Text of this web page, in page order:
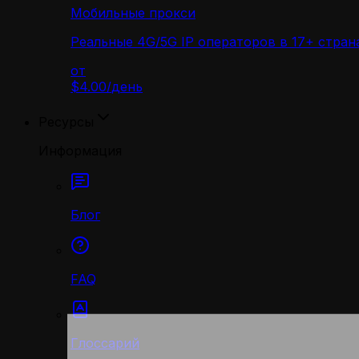
Мобильные прокси
Реальные 4G/5G IP операторов в 17+
от
$4.00/день
Блог
FAQ
Глоссарий